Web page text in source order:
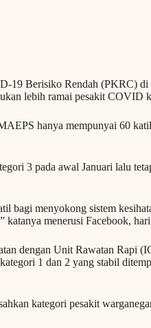
19 Berisiko Rendah (PKRC) di
lebih ramai pesakit COVID
hanya mempunyai 60
3 pada awal Januari lalu
bagi menyokong sistem
katanya menerusi Facebook,
dengan Unit Rawatan Rapi
1 dan 2 yang stabil
kategori pesakit